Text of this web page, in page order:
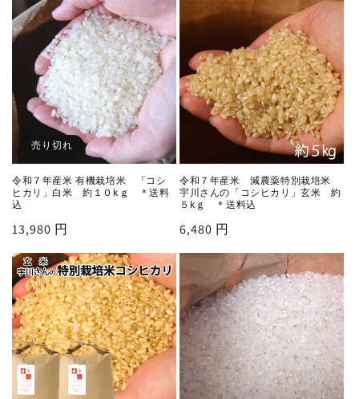
売り切れ
令和７年産米 有機栽培米 「コシ
ヒカリ」白米 約１０kｇ ＊送料
込
通
価
格
13,980 円
令和７年産米 減農薬特別栽培米
宇川さんの「コシヒカリ」玄米 約
５kｇ ＊送料込
通
価
格
6,480 円